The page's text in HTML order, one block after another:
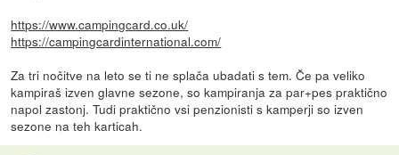
https://www.campingcard.co.uk/
https://campingcardinternational.com/
Za tri nočitve na leto se ti ne splača ubadati s tem. Če pa veliko
kampiraš izven glavne sezone, so kampiranja za par+pes praktično
napol zastonj. Tudi praktično vsi penzionisti s kamperji so izven
sezone na teh karticah.